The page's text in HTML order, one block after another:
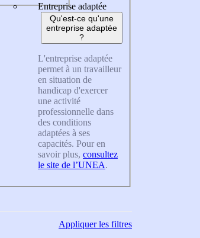
Entreprise adaptée
Qu'est-ce qu'une
entreprise adaptée
?
L'entreprise adaptée
permet à un travailleur
en situation de
handicap d'exercer
une activité
professionnelle dans
des conditions
adaptées à ses
capacités. Pour en
savoir plus, consultez
le site de l’UNEA.
Appliquerles filtres